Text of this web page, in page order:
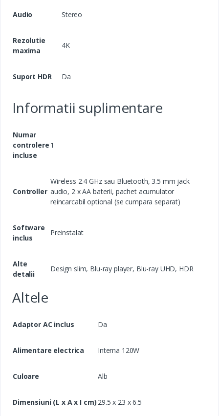
Audio Stereo
Rezolutie
maxima
4K
Suport HDR Da
Informatii suplimentare
Numar
controlere
incluse
1
Controller
Wireless 2.4 GHz sau Bluetooth, 3.5 mm jack
audio, 2 x AA baterii, pachet acumulator
reincarcabil optional (se cumpara separat)
Software
inclus
Preinstalat
Alte
detalii
Design slim, Blu-ray player, Blu-ray UHD, HDR
Altele
Adaptor AC inclus Da
Alimentare electrica Interna 120W
Culoare Alb
Dimensiuni (L x A x I cm) 29.5 x 23 x 6.5